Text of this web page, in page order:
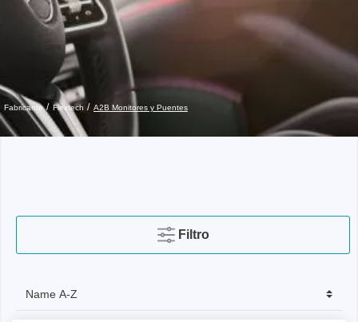
Fabricante Flextech A2B Monitores y Puentes
Filtro